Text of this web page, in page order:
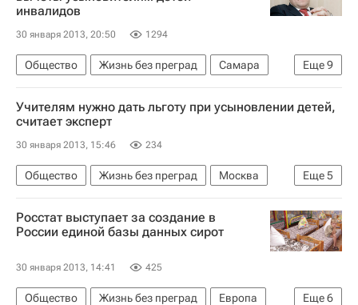
инвалидов
30 января 2013, 20:50 1294
Еще9
Общество Жизнь без преград
Самара
Европа
Самарская область
Весь мир
Приволжский ФО
Владимир Зеленский
Ольга Голодец
Министерство финансов РФ (Минфин России)
Детские вопросы
Россия
Учителям нужно дать льготу при усыновлении детей,
считает эксперт
30 января 2013, 15:46 234
Еще5
Общество Жизнь без преград
Москва
Европа
Центральный ФО
Весь мир
Детские вопросы
Россия
Росстат выступает за создание в
России единой базы данных сирот
30 января 2013, 14:41 425
Еще6
Общество Жизнь без преград
Европа